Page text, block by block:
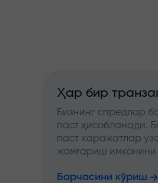
Ҳар бир
Бизнинг спредлар
паст ҳисобланади.
паст харажатлар
жамғариш имконини
Барчасини кўриш